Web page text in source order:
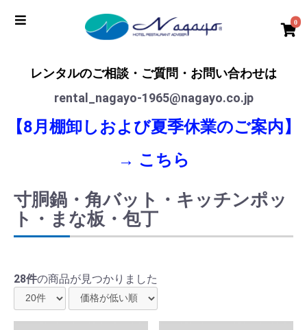
0
レンタルのご相談・ご質問・お問い合わせは
rental_nagayo-1965@nagayo.co.jp
【8月棚卸しおよび夏季休業のご案内】
→ こちら
寸胴鍋・角バット・キッチンポッ
ト・まな板・包丁
28件の商品が見つかりました